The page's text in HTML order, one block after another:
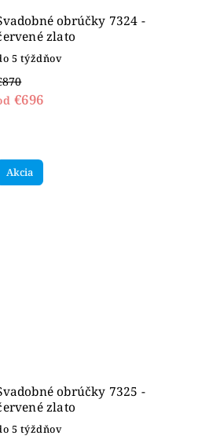
obrúčky 7324 -
zlato
5 týždňov
€696
Akcia
obrúčky 7325 -
zlato
5 týždňov